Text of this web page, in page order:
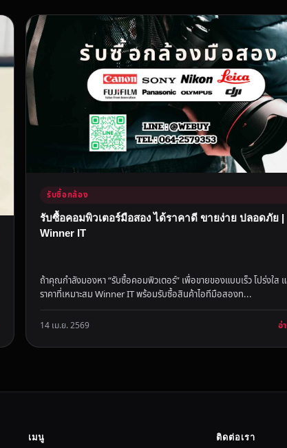
รับซื้อกล้อง
รับซื้อคอมพิวเตอร์มือสอง ได้ราคาดี ขายง่าย ปลอดภัย |
Winner IT
ถ้าคุณกำลังมองหา “รับซื้อคอมพิวเตอร์” เพื่อขายของแบบเร็ว โปร่งใส แ
ราคาที่เหมาะสม Winner IT พร้อมรับซื้อสินค้าไอทีมือสองท...
14 เม.ย. 2569 อ่
เมนู ติดต่อเรา